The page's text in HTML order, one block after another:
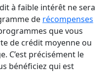
à faible intérêt ne sera
de récompenses
que vous
de crédit moyenne ou
C’est précisément le
bénéficiez qui est